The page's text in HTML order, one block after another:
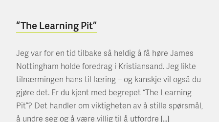
“The Learning Pit”
Jeg var for en tid tilbake så heldig å få høre James
Nottingham holde foredrag i Kristiansand. Jeg likte
tilnærmingen hans til læring – og kanskje vil også du
gjøre det. Er du kjent med begrepet “The Learning
Pit”? Det handler om viktigheten av å stille spørsmål,
å undre seg og å være villig til å utfordre […]